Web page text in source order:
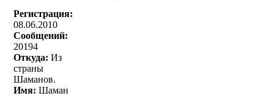
Регистрация:
08.06.2010
Сообщений:
20194
Откуда: Из
страны
Шаманов.
Имя: Шаман